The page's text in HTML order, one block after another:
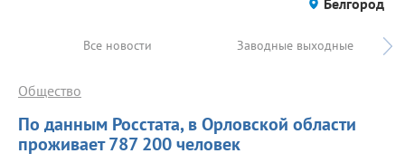
Все новости Заводные выходные
По данным Росстата, в Орловской области
проживает 787 200 человек
Общество